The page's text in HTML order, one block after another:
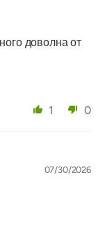
доволна от
1 0
07/30/2026